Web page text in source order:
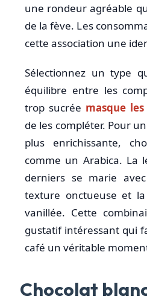
une rondeur agréable
de la fève. Les
cette association une
Sélectionnez un type
équilibre entre les
trop sucrée masque
de les compléter. Pour
plus enrichissante,
comme un Arabica. La
derniers se marie
texture onctueuse et
vanillée. Cette
gustatif intéressant qui
café un véritable
Chocolat